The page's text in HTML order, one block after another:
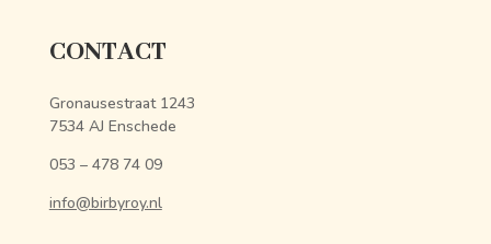
CONTACT
Gronausestraat 1243
7534 AJ Enschede
053 – 478 74 09
info@birbyroy.nl